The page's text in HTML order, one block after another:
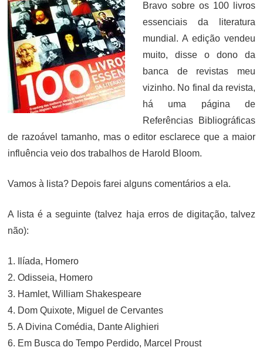
Bravo sobre os 100 livros
essenciais da literatura
mundial. A edição vendeu
muito, disse o dono da
banca de revistas meu
vizinho. No final da revista,
há uma página de
Referências Bibliográficas
de razoável tamanho, mas o editor esclarece que a maior
influência veio dos trabalhos de Harold Bloom.
Vamos à lista? Depois farei alguns comentários a ela.
A lista é a seguinte (talvez haja erros de digitação, talvez
não):
1. Ilíada, Homero
2. Odisseia, Homero
3. Hamlet, William Shakespeare
4. Dom Quixote, Miguel de Cervantes
5. A Divina Comédia, Dante Alighieri
6. Em Busca do Tempo Perdido, Marcel Proust